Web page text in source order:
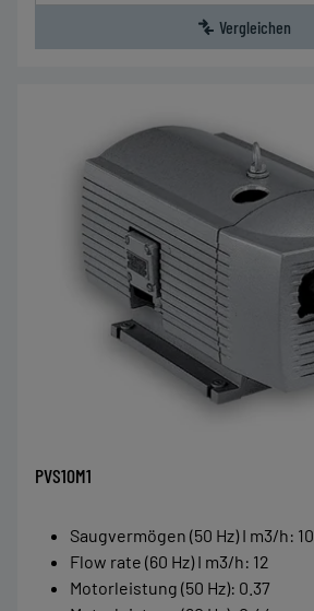
Vergleichen
PVS10M1
Saugvermögen (50 Hz) I m3/h: 10
Flow rate (60 Hz) I m3/h: 12
Motorleistung (50 Hz): 0.37